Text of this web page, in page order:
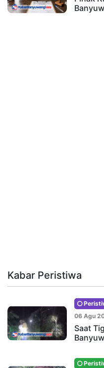
Kabar Peristiwa
06 Agu
Saat